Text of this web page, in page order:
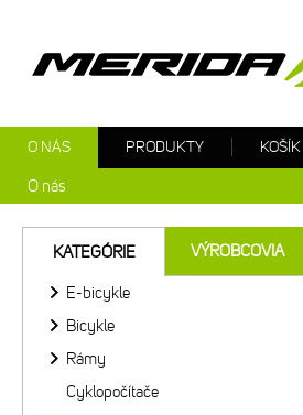
KATEGÓRIE VÝROBCOVIA
E-bicykle
Bicykle
Rámy
Cyklopočítače
O NÁS
O nás
PRODUKTY KOŠÍK